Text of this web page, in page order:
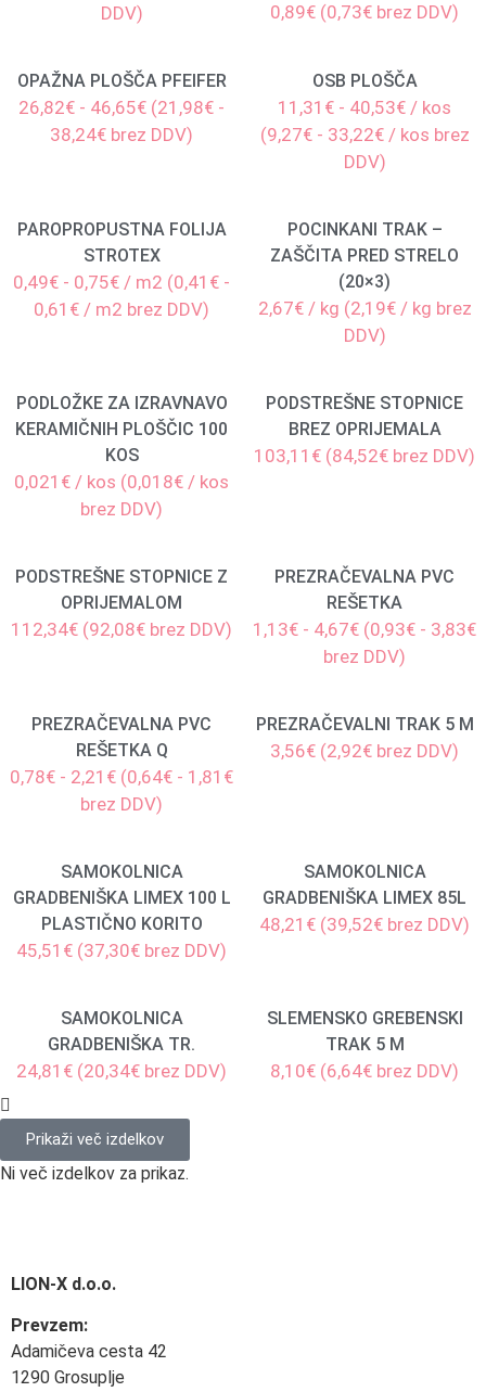
DDV)
0,89€ (0,73€ brez DDV)
OPAŽNA PLOŠČA PFEIFER
26,82€ - 46,65€ (21,98€ -
38,24€ brez DDV)
OSB PLOŠČA
11,31€ - 40,53€ / kos
(9,27€ - 33,22€ / kos brez
DDV)
PAROPROPUSTNA FOLIJA
STROTEX
0,49€ - 0,75€ / m2 (0,41€ -
0,61€ / m2 brez DDV)
POCINKANI TRAK –
ZAŠČITA PRED STRELO
(20×3)
2,67€ / kg (2,19€ / kg brez
DDV)
PODLOŽKE ZA IZRAVNAVO
KERAMIČNIH PLOŠČIC 100
KOS
0,021€ / kos (0,018€ / kos
brez DDV)
PODSTREŠNE STOPNICE
BREZ OPRIJEMALA
103,11€ (84,52€ brez DDV)
PODSTREŠNE STOPNICE Z
OPRIJEMALOM
112,34€ (92,08€ brez DDV)
PREZRAČEVALNA PVC
REŠETKA
1,13€ - 4,67€ (0,93€ - 3,83€
brez DDV)
PREZRAČEVALNA PVC
REŠETKA Q
0,78€ - 2,21€ (0,64€ - 1,81€
brez DDV)
PREZRAČEVALNI TRAK 5 M
3,56€ (2,92€ brez DDV)
SAMOKOLNICA
GRADBENIŠKA LIMEX 100 L
PLASTIČNO KORITO
45,51€ (37,30€ brez DDV)
SAMOKOLNICA
GRADBENIŠKA LIMEX 85L
48,21€ (39,52€ brez DDV)
SAMOKOLNICA
GRADBENIŠKA TR.
24,81€ (20,34€ brez DDV)
SLEMENSKO GREBENSKI
TRAK 5 M
8,10€ (6,64€ brez DDV)
Prikaži več izdelkov
Ni več izdelkov za prikaz.
LION-X d.o.o.
Prevzem:
Adamičeva cesta 42
1290 Grosuplje